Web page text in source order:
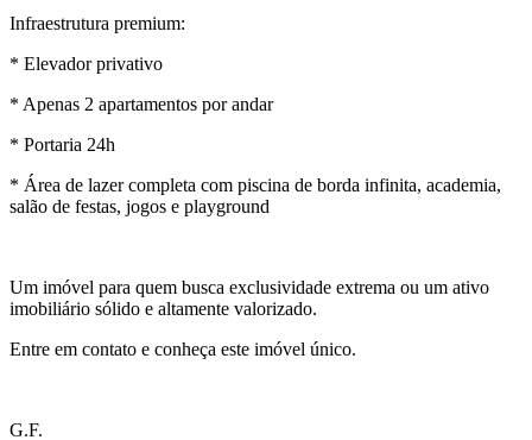
Infraestrutura premium:
* Elevador privativo
* Apenas 2 apartamentos por andar
* Portaria 24h
* Área de lazer completa com piscina de borda infinita, academia,
salão de festas, jogos e playground
Um imóvel para quem busca exclusividade extrema ou um ativo
imobiliário sólido e altamente valorizado.
Entre em contato e conheça este imóvel único.
G.F.